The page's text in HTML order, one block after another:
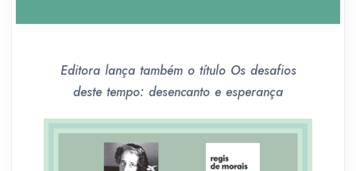
Editora lança também o título Os desafios
deste tempo: desencanto e esperança